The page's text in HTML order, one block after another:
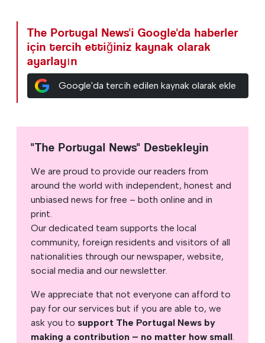
The Portugal News'i Google'da haberler
için tercih ettiğiniz kaynak olarak
ayarlayın
Google'da tercih edilen kaynak olarak ekle
"The Portugal News" Destekleyin
We are proud to provide our readers from
around the world with independent, honest and
unbiased news for free – both online and in
print.
Our dedicated team supports the local
community, foreign residents and visitors of all
nationalities through our newspaper, website,
social media and our newsletter.
We appreciate that not everyone can afford to
pay for our services but if you are able to, we
ask you to support The Portugal News by
making a contribution – no matter how small.